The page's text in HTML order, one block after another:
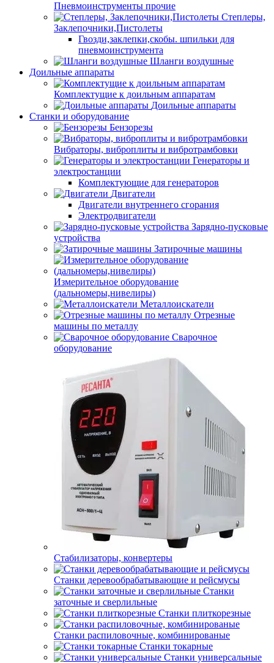
Пневмоинструменты прочие
Степлеры,
Заклепочники,Пистолеты
Гвозди,заклепки,скобы. шпильки для
пневмоинструмента
Шланги воздушные
Доильные аппараты
Комплектущие к доильным аппаратам
Доильные аппараты
Станки и оборудование
Бензорезы
Вибраторы, виброплиты и вибротрамбовки
Генераторы и
электростанции
Комплектующие для генераторов
Двигатели
Двигатели внутреннего сгорания
Электродвигатели
Зарядно-пусковые
устройства
Затирочные машины
Измерительное оборудование
(дальномеры,нивелиры)
Металлоискатели
Отрезные
машины по металлу
Сварочное
оборудование
Стабилизаторы, конвертеры
Станки деревообрабатывающие и рейсмусы
Станки
заточные и сверлильные
Станки плиткорезные
Станки распиловочные, комбинированые
Станки токарные
Станки универсальные